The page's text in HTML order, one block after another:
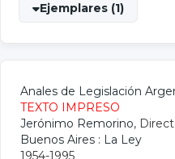
Ejemplares (1)
Anales de Legislación
TEXTO IMPRESO
Jerónimo Remorino,
Buenos Aires : La Ley
1954-1995